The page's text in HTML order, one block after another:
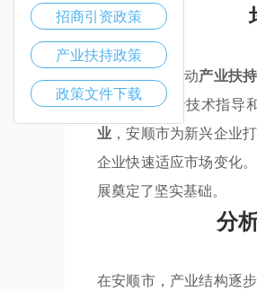
安顺市积极推动产业扶
支持，还包括技术指导
业 ，安顺市为新兴企业
企业快速适应市场变化
展奠定了坚实基础。
分
在安顺市，产业结构逐
招商引资政策
产业扶持政策
政策文件下载